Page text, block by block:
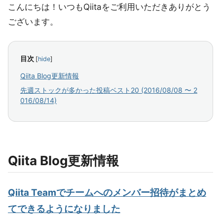
こんにちは！いつもQiitaをご利用いただきありがとう
ございます。
目次 [hide]
Qiita Blog更新情報
先週ストックが多かった投稿ベスト20 (2016/08/08 〜 2
016/08/14)
Qiita Blog更新情報
Qiita Teamでチームへのメンバー招待がまとめ
てできるようになりました